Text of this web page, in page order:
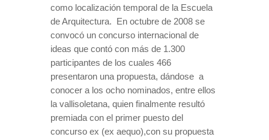
como localización temporal de la Escuela
de Arquitectura.
En octubre de 2008 se
convocó un concurso internacional de
ideas que contó con más de 1.300
participantes de los cuales 466
presentaron una propuesta, dándose a
conocer a los ocho nominados, entre ellos
la vallisoletana, quien finalmente resultó
premiada con el primer puesto del
concurso ex (ex aequo),con su propuesta